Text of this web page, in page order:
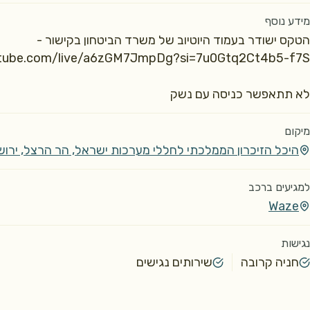
מידע נוסף
לא תתאפשר כניסה עם נשק
מיקום
היכל הזיכרון הממלכתי לחללי מערכות ישראל, הר הרצל,
למגיעים ברכב
Waze
נגישות
חניה קרובה שירותים נגישים